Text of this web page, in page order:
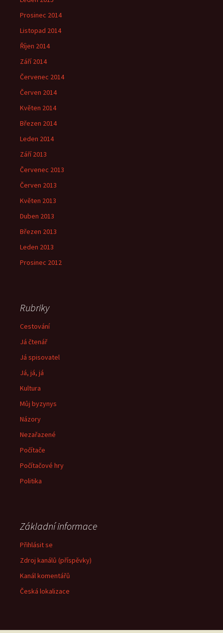
Prosinec 2014
Listopad 2014
Říjen 2014
Září 2014
Červenec 2014
Červen 2014
Květen 2014
Březen 2014
Leden 2014
Září 2013
Červenec 2013
Červen 2013
Květen 2013
Duben 2013
Březen 2013
Leden 2013
Prosinec 2012
Rubriky
Cestování
Já čtenář
Já spisovatel
Já, já, já
Kultura
Můj byzynys
Názory
Nezařazené
Počítače
Počítačové hry
Politika
Základní informace
Přihlásit se
Zdroj kanálů (příspěvky)
Kanál komentářů
Česká lokalizace